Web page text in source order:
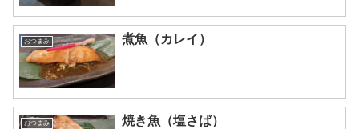
おつまみ 煮魚（カレイ）
おつまみ 焼き魚（塩さば）